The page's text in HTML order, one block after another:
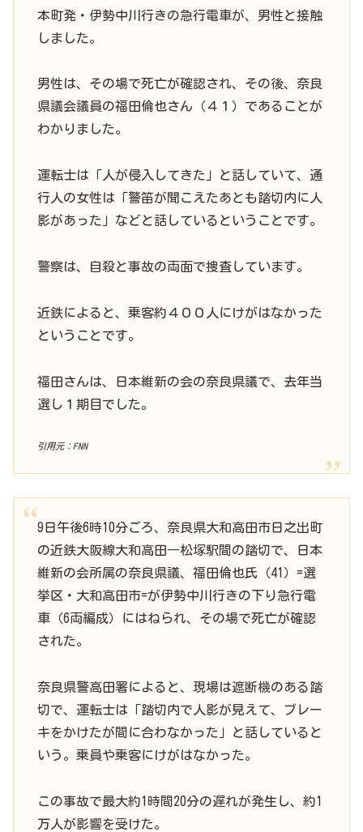
本町発・伊勢中川行きの急行電車が、男性と接触
しました。
男性は、その場で死亡が確認され、その後、奈良
県議会議員の福田倫也さん（４１）であることが
わかりました。
運転士は「人が侵入してきた」と話していて、通
行人の女性は「警笛が聞こえたあとも踏切内に人
影があった」などと話しているということです。
警察は、自殺と事故の両面で捜査しています。
近鉄によると、乗客約４００人にけがはなかった
ということです。
福田さんは、日本維新の会の奈良県議で、去年当
選し１期目でした。
引用元：FNN
9日午後6時10分ごろ、奈良県大和高田市日之出町
の近鉄大阪線大和高田―松塚駅間の踏切で、日本
維新の会所属の奈良県議、福田倫也氏（41）=選
挙区・大和高田市=が伊勢中川行きの下り急行電
車（6両編成）にはねられ、その場で死亡が確認
された。
奈良県警高田署によると、現場は遮断機のある踏
切で、運転士は「踏切内で人影が見えて、ブレー
キをかけたが間に合わなかった」と話していると
いう。乗員や乗客にけがはなかった。
この事故で最大約1時間20分の遅れが発生し、約1
万人が影響を受けた。